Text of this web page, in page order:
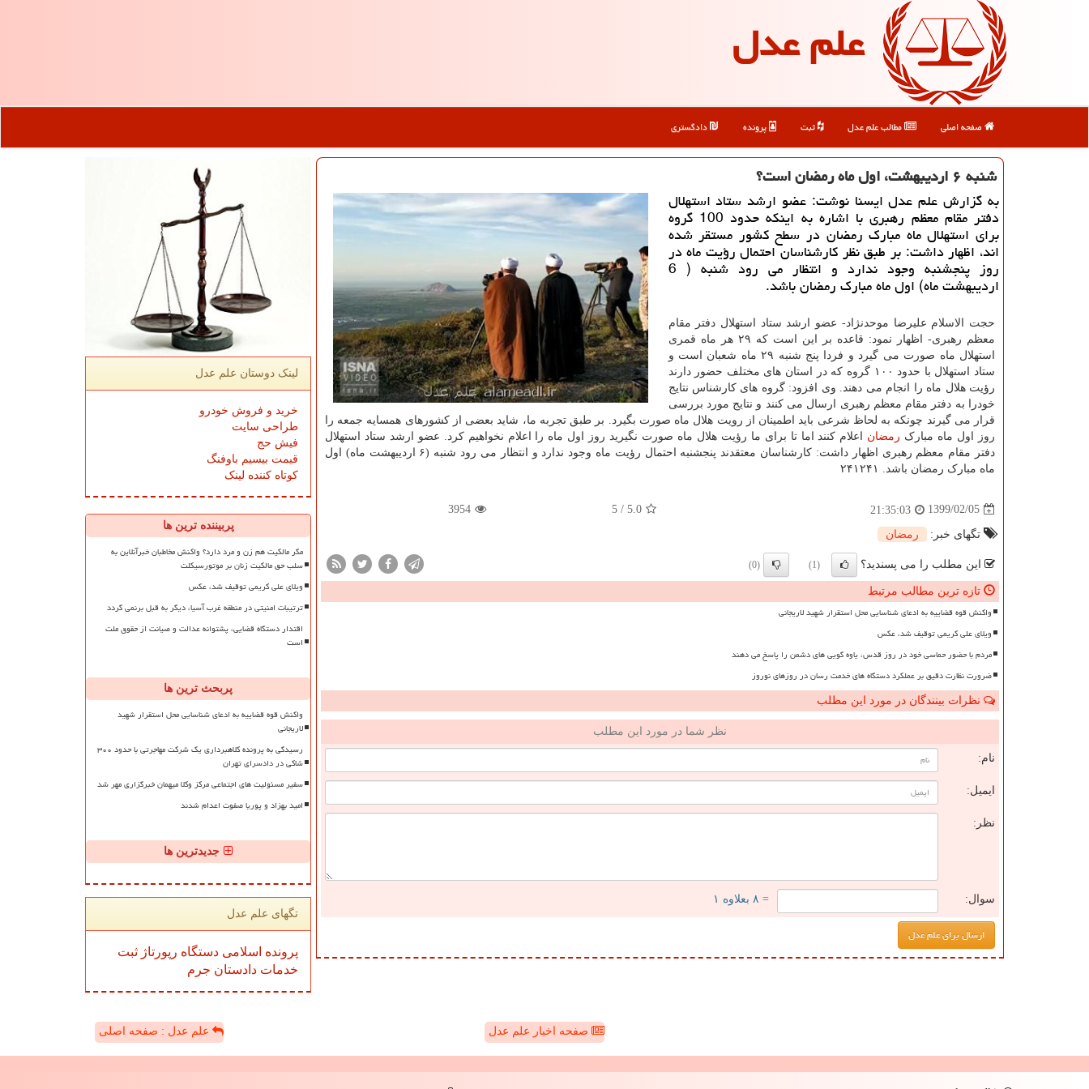
علم عدل
صفحه اصلی مطالب علم عدل ثبت پرونده دادگستری
شنبه ۶ اردیبهشت، اول ماه رمضان است؟
به گزارش علم عدل ایسنا نوشت: عضو ارشد ستاد استهلال
دفتر مقام معظم رهبری با اشاره به اینكه حدود 100 گروه
برای استهلال ماه مبارك رمضان در سطح كشور مستقر شده
اند، اظهار داشت: بر طبق نظر كارشناسان احتمال رؤیت ماه در
روز پنجشنبه وجود ندارد و انتظار می رود شنبه ( 6
اردیبهشت ماه) اول ماه مبارك رمضان باشد.
حجت الاسلام علیرضا موحدنژاد- عضو ارشد ستاد استهلال دفتر مقام
معظم رهبری- اظهار نمود: قاعده بر این است که ۲۹ هر ماه قمری
استهلال ماه صورت می گیرد و فردا پنج شنبه ۲۹ ماه شعبان است و
ستاد استهلال با حدود ۱۰۰ گروه که در استان های مختلف حضور دارند
رؤیت هلال ماه را انجام می دهند. وی افزود: گروه های کارشناس نتایج
خودرا به دفتر مقام معظم رهبری ارسال می کنند و نتایج مورد بررسی
قرار می گیرند چونکه به لحاظ شرعی باید اطمینان از رویت هلال ماه صورت بگیرد. بر طبق تجربه ما، شاید بعضی از کشورهای همسایه جمعه را
روز اول ماه مبارک رمضان اعلام کنند اما تا برای ما رؤیت هلال ماه صورت نگیرید روز اول ماه را اعلام نخواهیم کرد. عضو ارشد ستاد استهلال
دفتر مقام معظم رهبری اظهار داشت: کارشناسان معتقدند پنجشنبه احتمال رؤیت ماه وجود ندارد و انتظار می رود شنبه (۶ اردیبهشت ماه) اول
ماه مبارک رمضان باشد. ۲۴۱۲۴۱
1399/02/05
21:35:03
5.0
/
5
3954
تگهای خبر: رمضان
این مطلب را می پسندید؟ (1)
(0)
تازه ترین مطالب مرتبط
واکنش قوه قضاییه به ادعای شناسایی محل استقرار شهید لاریجانی
ویلای علی کریمی توقیف شد، عکس
مردم با حضور حماسی خود در روز قدس، یاوه گویی های دشمن را پاسخ می دهند
ضرورت نظارت دقیق بر عملکرد دستگاه های خدمت رسان در روزهای نوروز
نظرات بینندگان در مورد این مطلب
نظر شما در مورد این مطلب
نام:
ایمیل:
نظر:
سوال: = ۸ بعلاوه ۱
لینک دوستان علم عدل
خرید و فروش خودرو
طراحی سایت
فیش حج
قیمت بیسیم باوفنگ
کوتاه کننده لینک
پربیننده ترین ها
مگر مالکیت هم زن و مرد دارد؟ واکنش مخاطبان خبرآنلاین به
سلب حق مالکیت زنان بر موتورسیکلت
ویلای علی کریمی توقیف شد، عکس
ترتیبات امنیتی در منطقه غرب آسیا، دیگر به قبل برنمی گردد
اقتدار دستگاه قضایی، پشتوانه عدالت و صیانت از حقوق ملت
است
پربحث ترین ها
واکنش قوه قضاییه به ادعای شناسایی محل استقرار شهید
لاریجانی
رسیدگی به پرونده کلاهبرداری یک شرکت مهاجرتی با حدود ۳۰۰
شاکی در دادسرای تهران
سفیر مسئولیت های اجتماعی مرکز وکلا میهمان خبرگزاری مهر شد
امید بهزاد و پوریا صفوت اعدام شدند
جدیدترین ها
تگهای علم عدل
پرونده اسلامی دستگاه رپورتاژ ثبت
خدمات دادستان جرم
صفحه اخبار علم عدل علم عدل : صفحه اصلی